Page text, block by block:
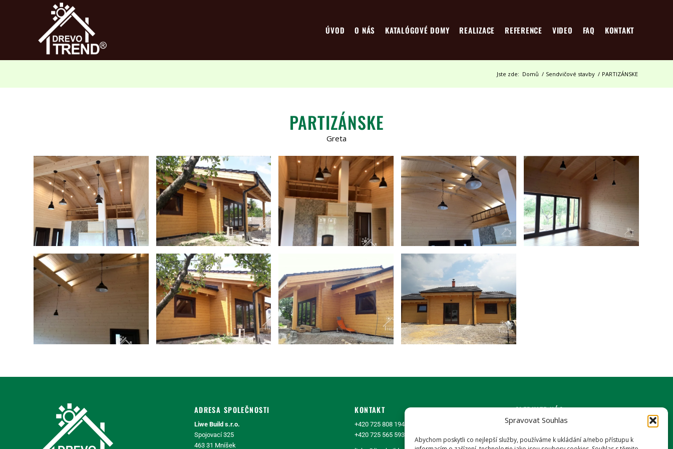
Spravovat Souhlas
Abychom poskytli co nejlepší služby, používáme k ukládání a/nebo přístupu k
ÚVOD O NÁS KATALÓGOVÉ DOMY REALIZACE REFERENCE VIDEO FAQ KONTAKT
Jste zde: Domů / Sendvičové stavby / PARTIZÁNSKE
PARTIZÁNSKE
Greta
ADRESA SPOLEČNOSTI
Liwe Build s.r.o.
Spojovací 325
463 31 Mníšek
KONTAKT
+420 725 808 194
+420 725 565 593
SLEDUJTE NÁS